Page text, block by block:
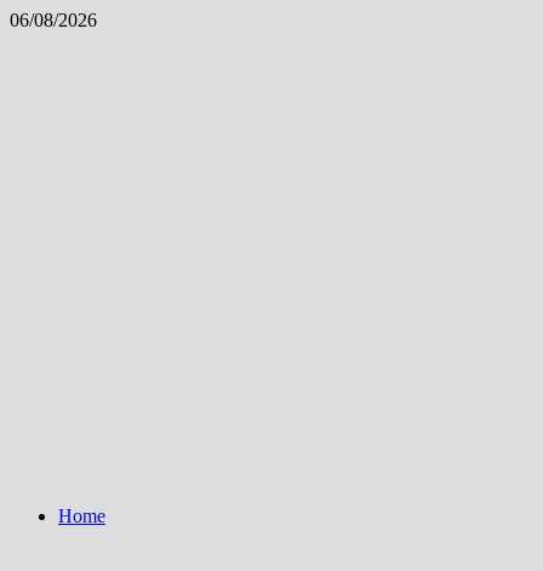
Skip
06/08/2026
Home